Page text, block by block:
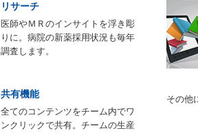
リサーチ
医師やＭＲのインサイトを浮き彫
りに。病院の新薬採用状況も毎年
調査します。
共有機能
全てのコンテンツをチーム内でワ
ンクリックで共有。チームの生産
その他